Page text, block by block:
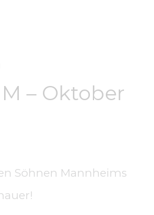
– Oktober
Söhnen Mannheims